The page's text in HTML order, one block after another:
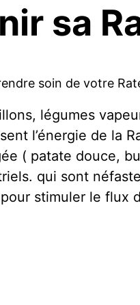
sa
soin de votre
légumes
l’énergie de la
( patate douce,
qui sont
stimuler le flux